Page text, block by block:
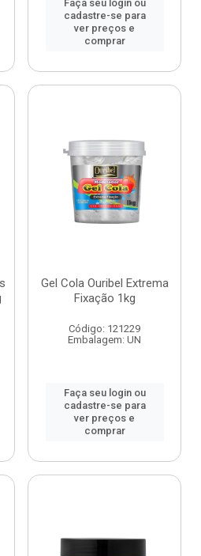
Faça seu login ou
cadastre-se para
ver preços e
comprar
Gel Cola Ouribel Extrema
Fixação 1kg
Código: 121229
Embalagem: UN
Faça seu login ou
cadastre-se para
ver preços e
comprar